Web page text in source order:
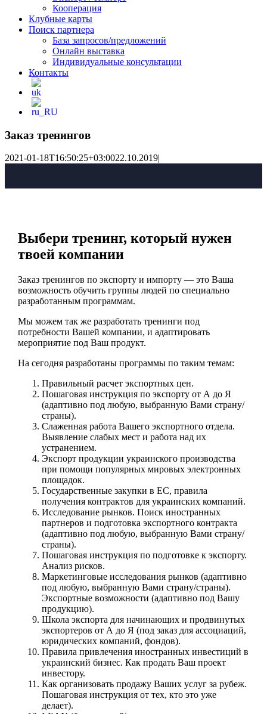
Кооперация
Клубные карты
Поиск партнера
База запросов/предложений
Онлайн выставка
Индивидуальные консультации
Контакты
Заказ тренингов
2021-01-18T16:50:25+03:0022.10.2019|
Выбери тренинг, который нужен
твоей компании
Заказ тренингов по экспорту и импорту — это Ваша
возможность обучить группы людей по специально
разработанным программам.
Мы можем так же разработать тренинги под
потребности Вашей компании, и адаптировать
мероприятие под Ваш продукт.
На сегодня разработаны программы по таким темам:
Правильный расчет экспортных цен.
Пошаговая инструкция по экспорту от А до Я
(адаптивно под любую, выбранную Вами страну/
страны).
Слаженная работа Вашего экспортного отдела.
Выявление слабых мест и работа над их
устранением.
Экспорт продукции украинского производства
при помощи популярных мировых электронных
площадок.
Государственные закупки в ЕС, правила
получения контрактов для украинских компаний.
Исследование рынков. Поиск иностранных
партнеров и подготовка экспортного контракта
(адаптивно под любую, выбранную Вами страну/
страны).
Пошаговая инструкция по подготовке к экспорту.
Анализ рисков.
Маркетинговые исследования рынков (адаптивно
под любую, выбранную Вами страну/страны).
Экспортные возможности (адаптивно под Вашу
продукцию).
Школа экспорта для начинающих и продвинутых
экспортеров от А до Я (под заказ для ассоциаций,
юридических компаний, фондов).
Правила привлечения иностранных инвестиций в
украинский бизнес. Как продать Ваш проект
инвестору.
Как организовать продажу Ваших услуг за рубеж.
Пошаговая инструкция от тех, кто это уже
делает).